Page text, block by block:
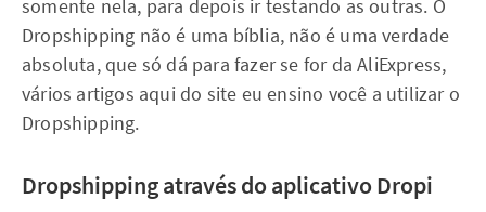
somente nela, para depois ir testando as outras. O
Dropshipping não é uma bíblia, não é uma verdade
absoluta, que só dá para fazer se for da AliExpress,
vários artigos aqui do site eu ensino você a utilizar o
Dropshipping.
Dropshipping através do aplicativo Dropi